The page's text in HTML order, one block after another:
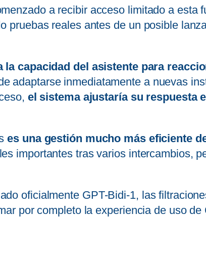
a recibir acceso limitado a esta
pruebas reales antes de un posible
la capacidad del asistente para
adaptarse inmediatamente a nuevas
el sistema ajustaría su respuesta
es una gestión mucho más eficiente
importantes tras varios intercambios,
oficialmente GPT-Bidi-1, las
por completo la experiencia de uso